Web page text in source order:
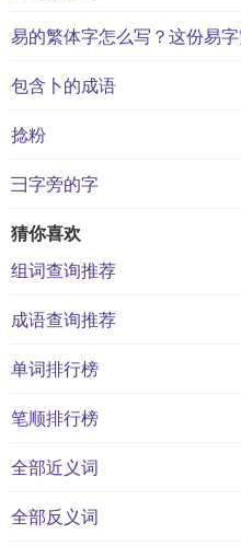
包含卜的成语
捻粉
彐字旁的字
猜你喜欢
组词查询推荐
成语查询推荐
单词排行榜
笔顺排行榜
全部近义词
全部反义词